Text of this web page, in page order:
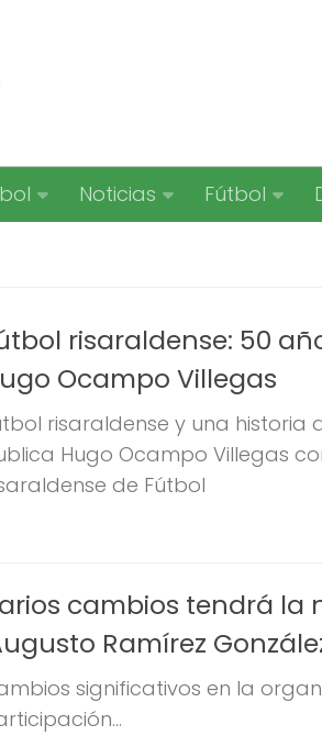
Noticias Fútbol
risaraldense: 50
Ocampo Villegas
risaraldense y una historia
Hugo Ocampo Villegas
de Fútbol
cambios tendrá la
Ramírez
significativos en la